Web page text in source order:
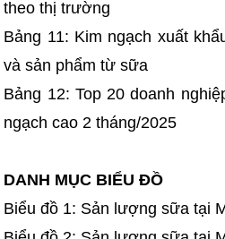
theo thị trường
Bảng 11: Kim ngạch xuất
và sản phẩm từ sữa
Bảng 12: Top 20 doanh
ngạch cao 2 tháng/2025
DANH MỤC BIỂU ĐỒ
Biểu đồ 1: Sản lượng sữa